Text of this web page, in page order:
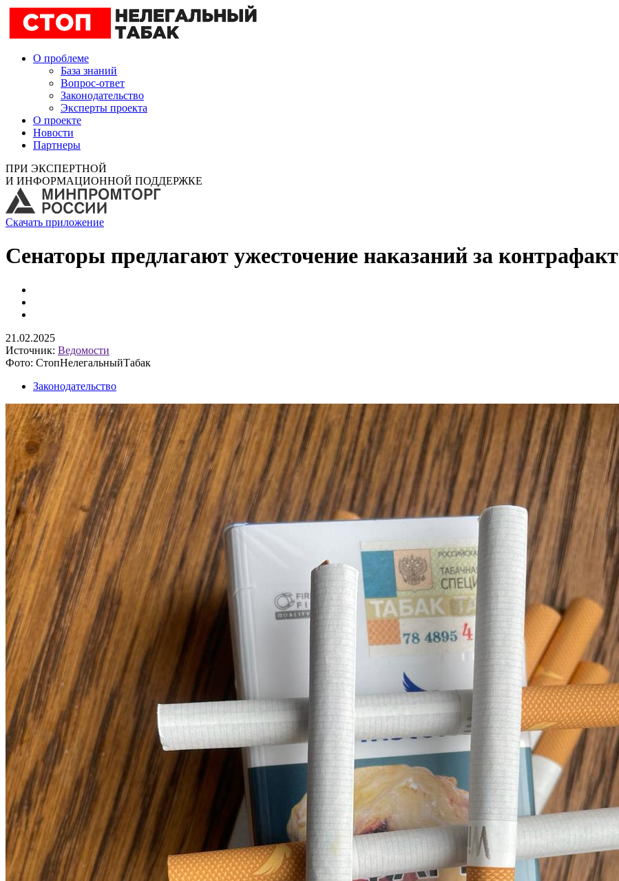
О проблеме
База знаний
Вопрос-ответ
Законодательство
Эксперты проекта
О проекте
Новости
Партнеры
ПРИ ЭКСПЕРТНОЙ
И ИНФОРМАЦИОННОЙ ПОДДЕРЖКЕ
Скачать приложение
Сенаторы предлагают ужесточение наказаний за контрафакт
21.02.2025
Источник: Ведомости
Фото: СтопНелегальныйТабак
Законодательство